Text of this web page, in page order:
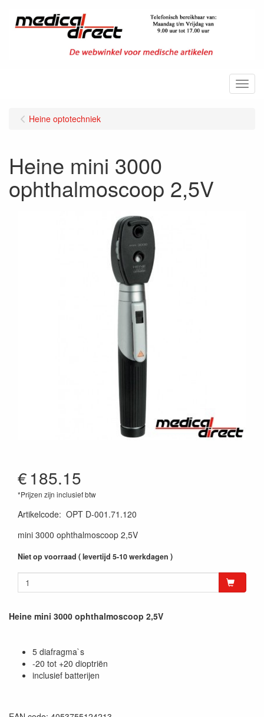
Menu
Heine optotechniek
Heine mini 3000
ophthalmoscoop 2,5V
€185.15
*Prijzen zijn inclusief btw
Artikelcode: OPT D-001.71.120
mini 3000 ophthalmoscoop 2,5V
Niet op voorraad ( levertijd 5-10 werkdagen )
Heine mini 3000 ophthalmoscoop 2,5V
5 diafragma`s
-20 tot +20 dioptriën
inclusief batterijen